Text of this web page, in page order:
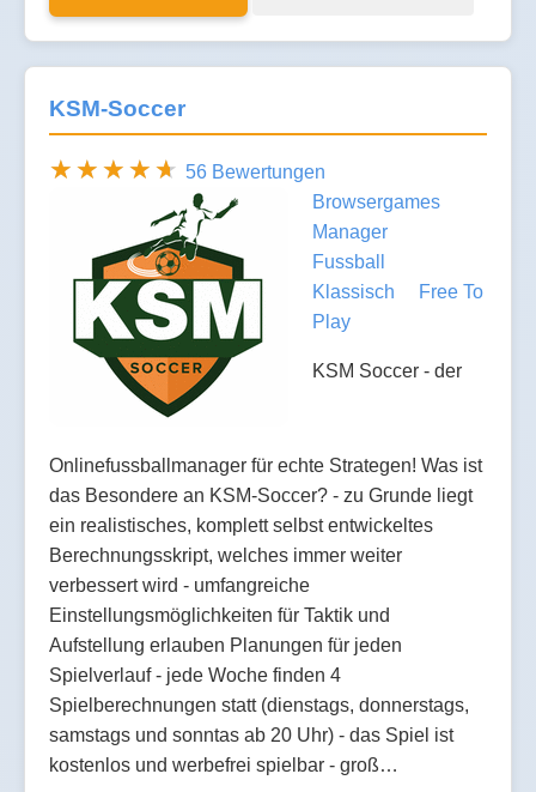
KSM-Soccer
56 Bewertungen
Browsergames
Manager
Fussball
Klassisch
Free To
Play
KSM Soccer - der
Onlinefussballmanager für echte Strategen! Was ist
das Besondere an KSM-Soccer? - zu Grunde liegt
ein realistisches, komplett selbst entwickeltes
Berechnungsskript, welches immer weiter
verbessert wird - umfangreiche
Einstellungsmöglichkeiten für Taktik und
Aufstellung erlauben Planungen für jeden
Spielverlauf - jede Woche finden 4
Spielberechnungen statt (dienstags, donnerstags,
samstags und sonntas ab 20 Uhr) - das Spiel ist
kostenlos und werbefrei spielbar - groß…